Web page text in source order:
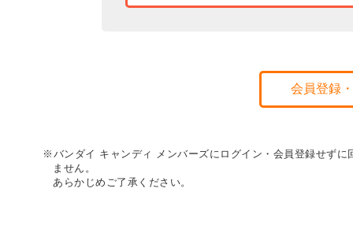
会員登録
※バンダイ キャンディ メンバーズにログイン・会員登録せず
ません。
あらかじめご了承ください。